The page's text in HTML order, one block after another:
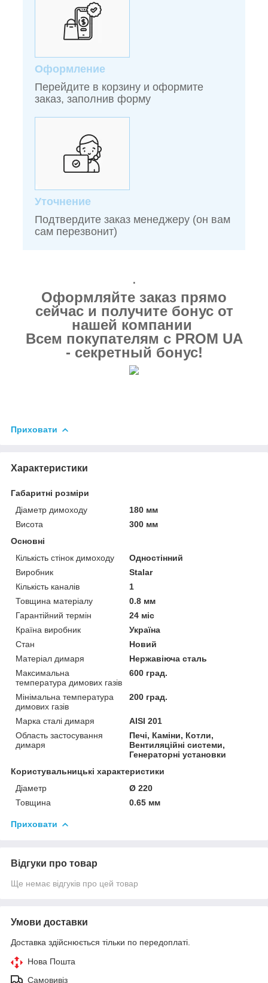
Оформление
Перейдите в корзину и оформите
заказ, заполнив форму
Уточнение
Подтвердите заказ менеджеру (он вам
сам перезвонит)
.
Оформляйте заказ прямо
сейчас и получите бонус от
нашей компании
Всем покупателям с PROM UA
- секретный бонус!
Приховати
Характеристики
Габаритні розміри
Діаметр димоходу
180 мм
Висота
300 мм
Основні
Кількість стінок димоходу
Одностінний
Виробник
Stalar
Кількість каналів
1
Товщина матеріалу
0.8 мм
Гарантійний термін
24 міс
Країна виробник
Україна
Стан
Новий
Матеріал димаря
Нержавіюча сталь
Максимальна
температура димових газів
600 град.
Мінімальна температура
димових газів
200 град.
Марка сталі димаря
AISI 201
Область застосування
димаря
Печі, Каміни, Котли,
Вентиляційні системи,
Генераторні установки
Користувальницькі характеристики
Діаметр
Ø 220
Товщина
0.65 мм
Приховати
Відгуки про товар
Ще немає відгуків про цей товар
Умови доставки
Доставка здійснюється тільки по передоплаті.
Нова Пошта
Самовивіз